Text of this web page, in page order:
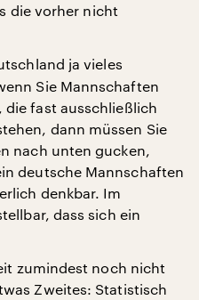
die vorher nicht
ja vieles
Sie Mannschaften
die fast ausschließlich
dann müssen Sie
nach unten gucken,
deutsche Mannschaften
denkbar. Im
dass sich ein
zumindest noch nicht
Zweites: Statistisch